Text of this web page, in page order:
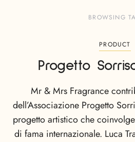
BROWSING
PRODUCT
Progetto
Mr & Mrs Fragrance
dell’Associazione Progetto
progetto artistico che
di fama internazionale. Luca